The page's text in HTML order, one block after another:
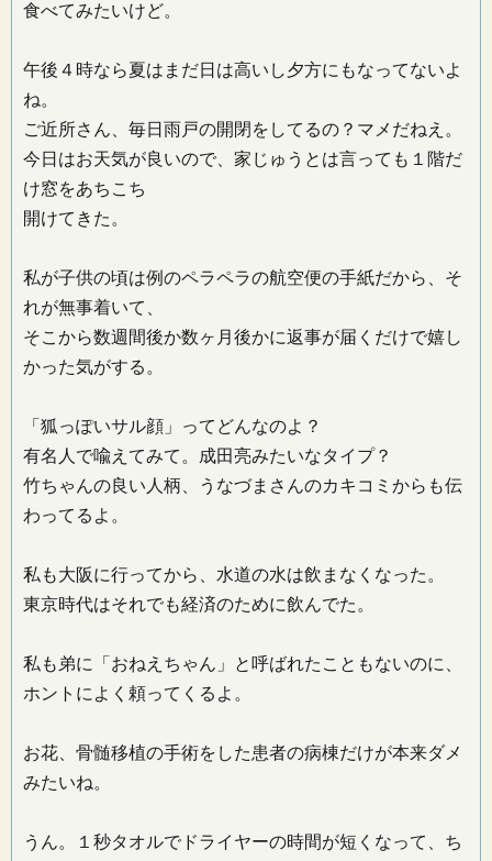
食べてみたいけど。
午後４時なら夏はまだ日は高いし夕方にもなってないよ
ね。
ご近所さん、毎日雨戸の開閉をしてるの？マメだねえ。
今日はお天気が良いので、家じゅうとは言っても１階だ
け窓をあちこち
開けてきた。
私が子供の頃は例のペラペラの航空便の手紙だから、そ
れが無事着いて、
そこから数週間後か数ヶ月後かに返事が届くだけで嬉し
かった気がする。
「狐っぽいサル顔」ってどんなのよ？
有名人で喩えてみて。成田亮みたいなタイプ？
竹ちゃんの良い人柄、うなづまさんのカキコミからも伝
わってるよ。
私も大阪に行ってから、水道の水は飲まなくなった。
東京時代はそれでも経済のために飲んでた。
私も弟に「おねえちゃん」と呼ばれたこともないのに、
ホントによく頼ってくるよ。
お花、骨髄移植の手術をした患者の病棟だけが本来ダメ
みたいね。
うん。１秒タオルでドライヤーの時間が短くなって、ち